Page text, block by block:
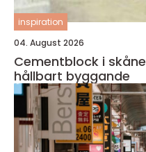
inspiration
04. August 2026
Cementblock i skåne smarta lösningar för
hållbart byggande